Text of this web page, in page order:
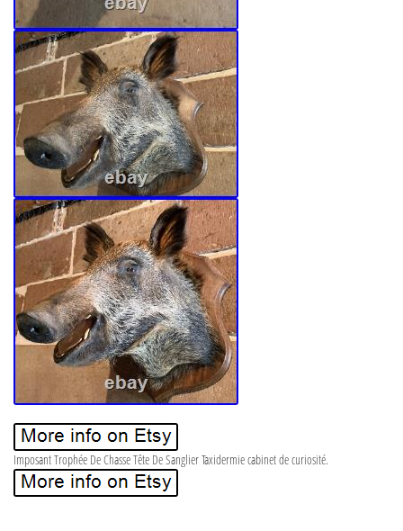
Imposant Trophée De Chasse Tête De Sanglier Taxidermie cabinet de curiosité.